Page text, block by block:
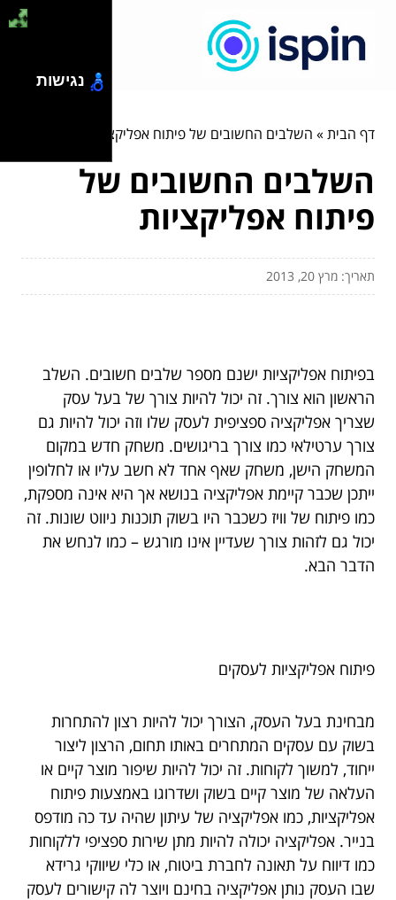
דף הבית» השלבים החשובים של פיתוח אפליקציות
השלבים החשובים של
פיתוח אפליקציות
תאריך: מרץ 20, 2013
בפיתוח אפליקציות ישנם מספר שלבים חשובים. השלב
הראשון הוא צורך. זה יכול להיות צורך של בעל עסק
שצריך אפליקציה ספציפית לעסק שלו וזה יכול להיות גם
צורך ערטילאי כמו צורך בריגושים. משחק חדש במקום
המשחק הישן, משחק שאף אחד לא חשב עליו או לחלופין
ייתכן שכבר קיימת אפליקציה בנושא אך היא אינה מספקת,
כמו פיתוח של וויז כשכבר היו בשוק תוכנות ניווט שונות. זה
יכול גם לזהות צורך שעדיין אינו מורגש – כמו לנחש את
הדבר הבא.
פיתוח אפליקציות לעסקים
מבחינת בעל העסק, הצורך יכול להיות רצון להתחרות
בשוק עם עסקים המתחרים באותו תחום, הרצון ליצור
ייחוד, למשוך לקוחות. זה יכול להיות שיפור מוצר קיים או
העלאה של מוצר קיים בשוק ושדרוגו באמצעות פיתוח
אפליקציות, כמו אפליקציה של עיתון שהיה עד כה מודפס
בנייר. אפליקציה יכולה להיות מתן שירות ספציפי ללקוחות
כמו דיווח על תאונה לחברת ביטוח, או כלי שיווקי גרידא
שבו העסק נותן אפליקציה בחינם ויוצר לה קישורים לעסק
נגישות